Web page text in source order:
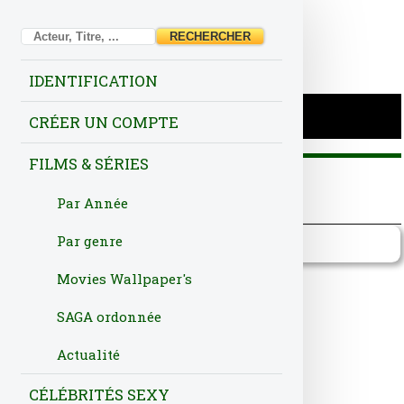
Acteurs Production
High Rollers
Titre Français
IDENTIFICATION
CRÉER UN COMPTE
FILMS & SÉRIES
Par Année
Par genre
Movies Wallpaper's
SAGA ordonnée
Actualité
CÉLÉBRITÉS SEXY